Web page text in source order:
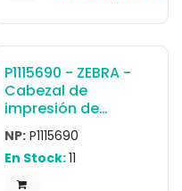
P1115690 - ZEBRA -
Cabezal de
impresión de
transferencia
térmica Cabezal de
impresión 203dpi,
Qty of 1,
NP: P1115690
En Stock:11